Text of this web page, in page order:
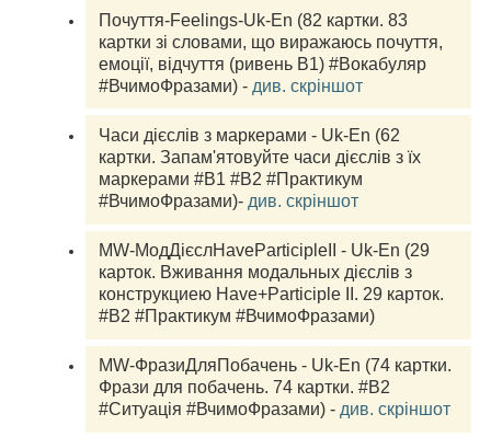
Почуття-Feelings-Uk-En (82 картки. 83
картки зі словами, що виражаюсь почуття,
емоції, відчуття (ривень В1) #Вокабуляр
#ВчимоФразами) - див. скріншот
Часи дієслів з маркерами - Uk-En (62
картки. Запам'ятовуйте часи дієслів з їх
маркерами #В1 #В2 #Практикум
#ВчимоФразами)- див. скріншот
MW-МодДієслHaveParticipleII - Uk-En (29
карток. Вживання модальных дієслів з
конструкциею Have+Participle II. 29 карток.
#В2 #Практикум #ВчимоФразами)
MW-ФразиДляПобачень - Uk-En (74 картки.
Фрази для побачень. 74 картки. #В2
#Ситуація #ВчимоФразами) - див. скріншот